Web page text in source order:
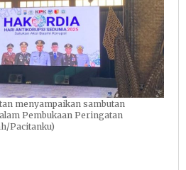
menyampaikan sambutan
Pembukaan Peringatan
Pacitanku)